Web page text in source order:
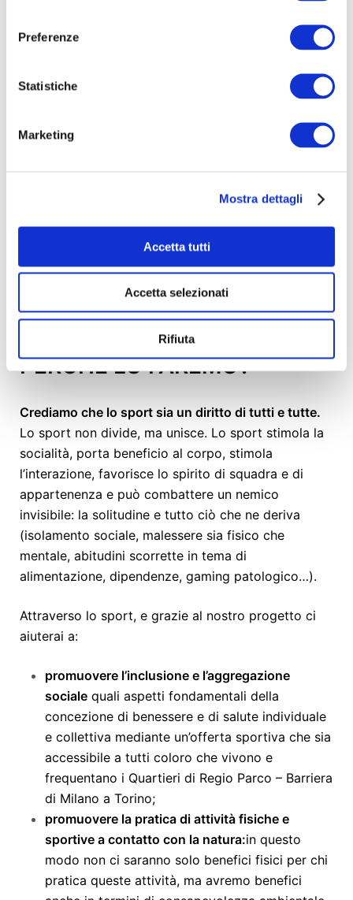
Preferenze
Statistiche
Marketing
Mostra dettagli
Accetta tutti
Accetta selezionati
Rifiuta
Ginnastica Dolce, Nuoto, Ping-pong, Street
Basket – attività che possono svolgersi sia
PERCHÈ LO FAREMO?
Crediamo che lo sport sia un diritto di tutti e tutte.
Lo sport non divide, ma unisce. Lo sport stimola la
socialità, porta beneficio al corpo, stimola
l’interazione, favorisce lo spirito di squadra e di
appartenenza e può combattere un nemico
invisibile: la solitudine e tutto ciò che ne deriva
(isolamento sociale, malessere sia fisico che
mentale, abitudini scorrette in tema di
alimentazione, dipendenze, gaming patologico…).
Attraverso lo sport, e grazie al nostro progetto ci
aiuterai a:
promuovere l’inclusione e l’aggregazione
sociale quali aspetti fondamentali della
concezione di benessere e di salute individuale
e collettiva mediante un’offerta sportiva che sia
accessibile a tutti coloro che vivono e
frequentano i Quartieri di Regio Parco – Barriera
di Milano a Torino;
promuovere la pratica di attività fisiche e
sportive a contatto con la natura:in questo
modo non ci saranno solo benefici fisici per chi
pratica queste attività, ma avremo benefici